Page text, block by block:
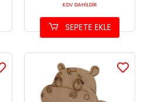
KDV DAHİLDİR
SEPETE EKLE